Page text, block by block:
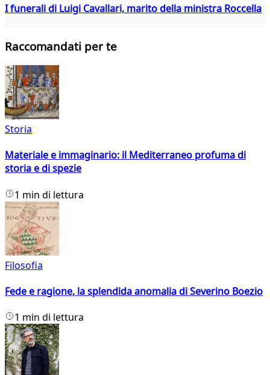
I funerali di Luigi Cavallari, marito della ministra Roccella
Raccomandati per te
Storia
Materiale e immaginario: il Mediterraneo profuma di
storia e di spezie
1 min di lettura
Filosofia
Fede e ragione, la splendida anomalia di Severino Boezio
1 min di lettura